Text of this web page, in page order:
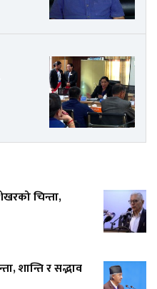
चिन्ता,
शान्ति र सद्भाव